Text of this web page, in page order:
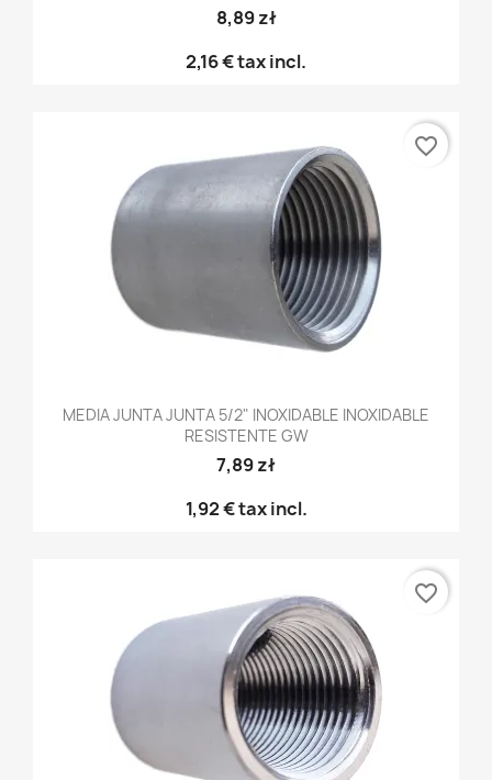
8,89 zł
2,16 €tax incl.
MEDIA JUNTA JUNTA 5/2" INOXIDABLE INOXIDABLE
RESISTENTE GW
7,89 zł
1,92 €tax incl.
favorite_border
favorite_border